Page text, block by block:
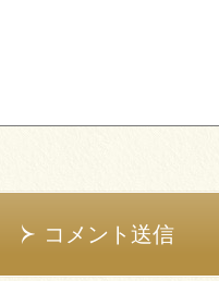
コメント送信